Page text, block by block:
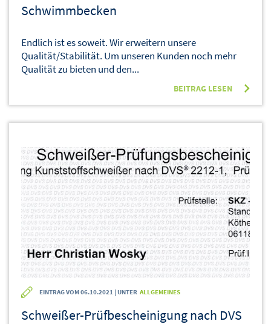
Schwimmbecken
Endlich ist es soweit. Wir erweitern unsere
Qualität/Stabilität. Um unseren Kunden noch mehr
Qualität zu bieten und den...
BEITRAG LESEN
EINTRAG VOM 06.10.2021 | UNTER ALLGEMEINES
Schweißer-Prüfbescheinigung nach DVS